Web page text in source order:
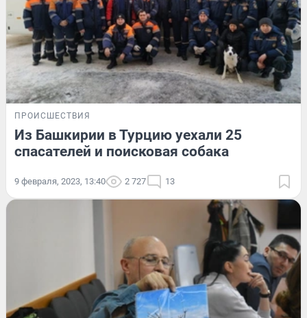
ПРОИСШЕСТВИЯ
Из Башкирии в Турцию уехали 25
спасателей и поисковая собака
9 февраля, 2023, 13:40 2 727 13